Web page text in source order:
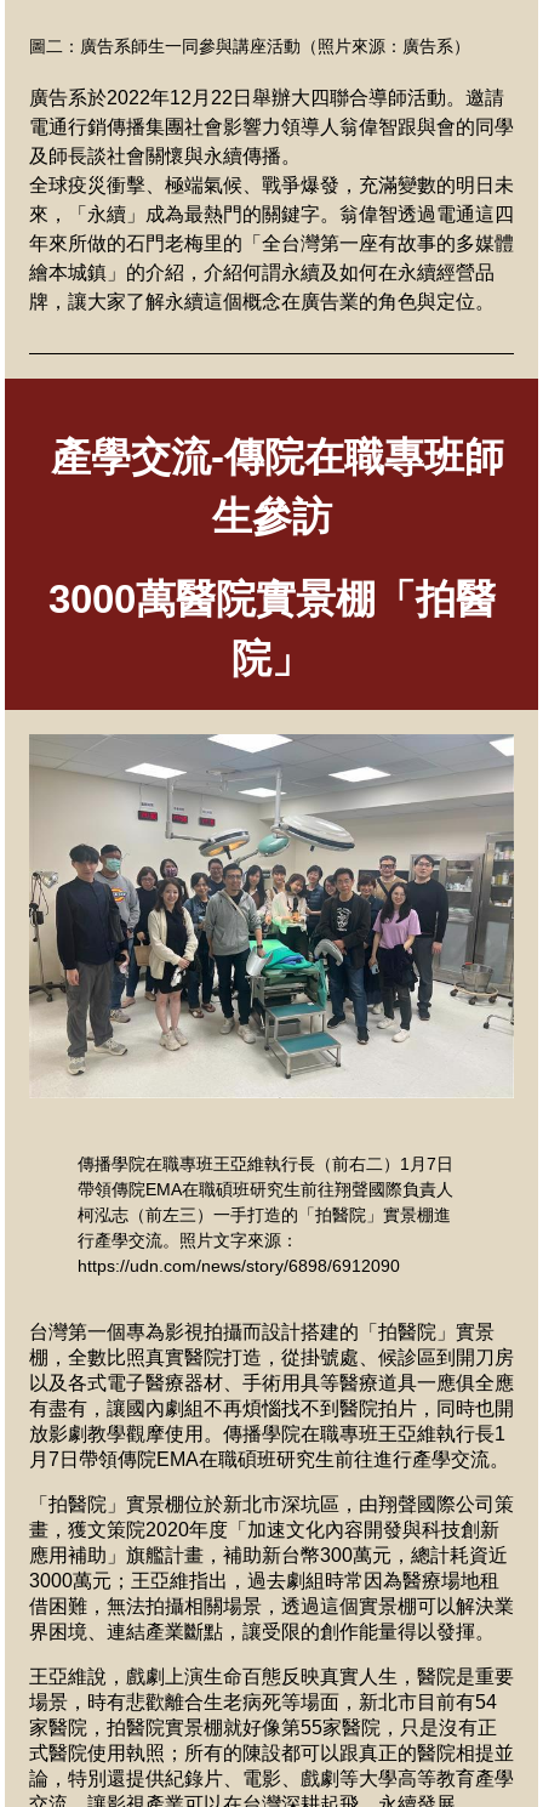
圖二：廣告系師生一同參與講座活動（照片來源：廣告系）
廣告系於2022年12月22日舉辦大四聯合導師活動。邀請
電通行銷傳播集團社會影響力領導人翁偉智跟與會的同學
及師長談社會關懷與永續傳播。
全球疫災衝擊、極端氣候、戰爭爆發，充滿變數的明日未
來，「永續」成為最熱門的關鍵字。翁偉智透過電通這四
年來所做的石門老梅里的「全台灣第一座有故事的多媒體
繪本城鎮」的介紹，介紹何謂永續及如何在永續經營品
牌，讓大家了解永續這個概念在廣告業的角色與定位。
產學交流-傳院在職專班師
生參訪
3000萬醫院實景棚「拍醫
院」
傳播學院在職專班王亞維執行長（前右二）1月7日
帶領傳院EMA在職碩班研究生前往翔聲國際負責人
柯泓志（前左三）一手打造的「拍醫院」實景棚進
行產學交流。照片文字來源：
https://udn.com/news/story/6898/6912090
台灣第一個專為影視拍攝而設計搭建的「拍醫院」實景
棚，全數比照真實醫院打造，從掛號處、候診區到開刀房
以及各式電子醫療器材、手術用具等醫療道具一應俱全應
有盡有，讓國內劇組不再煩惱找不到醫院拍片，同時也開
放影劇教學觀摩使用。傳播學院在職專班王亞維執行長1
月7日帶領傳院EMA在職碩班研究生前往進行產學交流。
「拍醫院」實景棚位於新北市深坑區，由翔聲國際公司策
畫，獲文策院2020年度「加速文化內容開發與科技創新
應用補助」旗艦計畫，補助新台幣300萬元，總計耗資近
3000萬元；王亞維指出，過去劇組時常因為醫療場地租
借困難，無法拍攝相關場景，透過這個實景棚可以解決業
界困境、連結產業斷點，讓受限的創作能量得以發揮。
王亞維說，戲劇上演生命百態反映真實人生，醫院是重要
場景，時有悲歡離合生老病死等場面，新北市目前有54
家醫院，拍醫院實景棚就好像第55家醫院，只是沒有正
式醫院使用執照；所有的陳設都可以跟真正的醫院相提並
論，特別還提供紀錄片、電影、戲劇等大學高等教育產學